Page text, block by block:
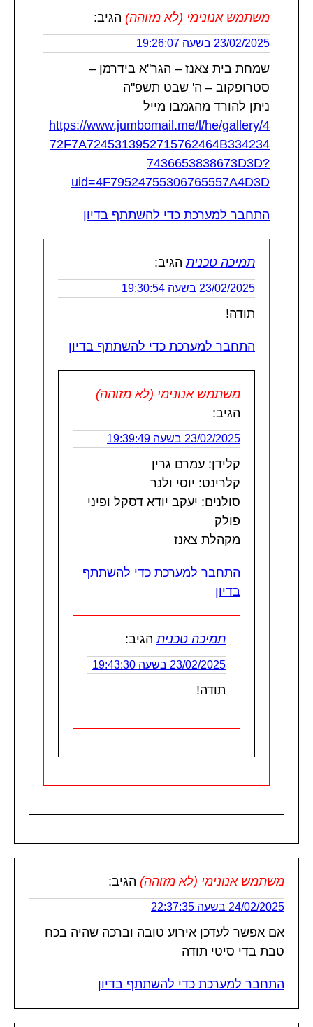
משתמש אנונימי (לא מזוהה) הגיב:
23/02/2025 בשעה 19:26:07
שמחת בית צאנז – הגר"א בידרמן –
סטרופקוב – ה' שבט תשפ"ה
ניתן להורד מהגמבו מייל
https://www.jumbomail.me/l/he/gallery/4
72F7A7245313952715762464B334234
7436653838673D3D?
uid=4F79524755306765557A4D3D
התחבר למערכת כדי להשתתף בדיון
תמיכה טכנית הגיב:
23/02/2025 בשעה 19:30:54
תודה!
התחבר למערכת כדי להשתתף בדיון
משתמש אנונימי (לא מזוהה)
הגיב:
23/02/2025 בשעה 19:39:49
קלידן: עמרם גרין
קלרינט: יוסי ולנר
סולנים: יעקב יודא דסקל ופיני
פולק
מקהלת צאנז
התחבר למערכת כדי להשתתף
בדיון
תמיכה טכנית הגיב:
23/02/2025 בשעה 19:43:30
תודה!
משתמש אנונימי (לא מזוהה) הגיב:
24/02/2025 בשעה 22:37:35
אם אפשר לעדכן אירוע טובה וברכה שהיה בכח
טבת בדי סיטי תודה
התחבר למערכת כדי להשתתף בדיון